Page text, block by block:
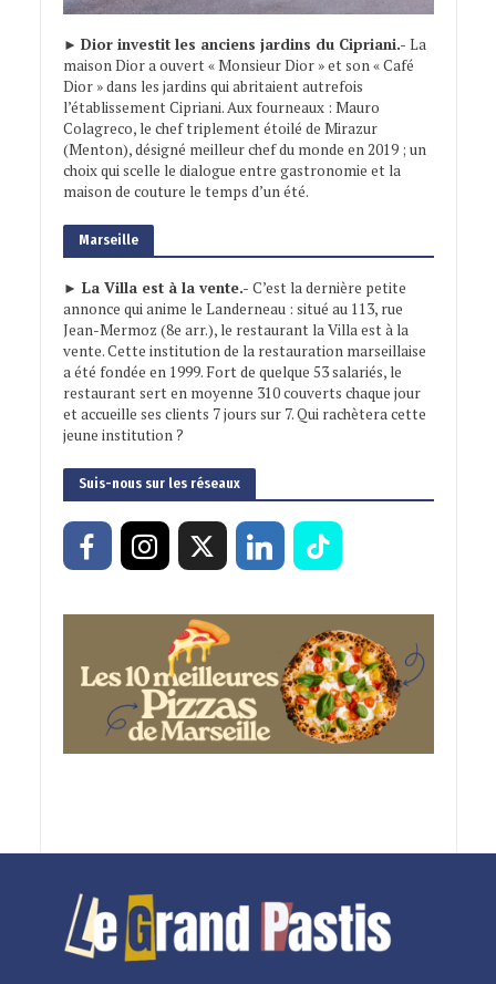
► Dior investit les anciens jardins du Cipriani.- La
maison Dior a ouvert « Monsieur Dior » et son « Café
Dior » dans les jardins qui abritaient autrefois
l’établissement Cipriani. Aux fourneaux : Mauro
Colagreco, le chef triplement étoilé de Mirazur
(Menton), désigné meilleur chef du monde en 2019 ; un
choix qui scelle le dialogue entre gastronomie et la
maison de couture le temps d’un été.
Marseille
► La Villa est à la vente.- C’est la dernière petite
annonce qui anime le Landerneau : situé au 113, rue
Jean-Mermoz (8e arr.), le restaurant la Villa est à la
vente. Cette institution de la restauration marseillaise
a été fondée en 1999. Fort de quelque 53 salariés, le
restaurant sert en moyenne 310 couverts chaque jour
et accueille ses clients 7 jours sur 7. Qui rachètera cette
jeune institution ?
Suis-nous sur les réseaux